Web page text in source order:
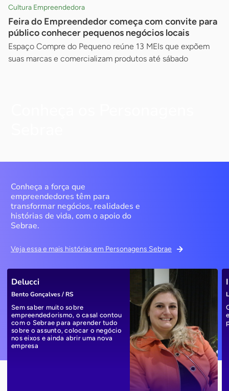
Cultura Empreendedora
Feira do Empreendedor começa com convite para
público conhecer pequenos negócios locais
Espaço Compre do Pequeno reúne 13 MEIs que expõem
suas marcas e comercializam produtos até sábado
Conheça a força que
empreendedores têm para
transformar negócios, realidades e
histórias de vida, com o apoio do
Sebrae.
Veja essa e mais histórias em Personagens Sebrae
Delucci
Bento Gonçalves / RS
Sem saber muito sobre
empreendedorismo, o casal contou
com o Sebrae para aprender tudo
sobre o assunto, colocar o negócio
nos eixos e ainda abrir uma nova
empresa